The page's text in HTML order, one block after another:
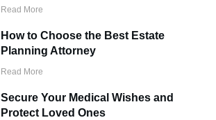
Read More
How to Choose the Best Estate
Planning Attorney
Read More
Secure Your Medical Wishes and
Protect Loved Ones